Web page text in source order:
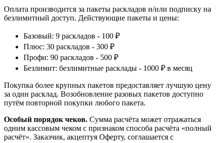
Оплата производится за пакеты раскладов и/или подписку на
безлимитный доступ. Действующие пакеты и цены:
Базовый: 9 раскладов - 100 ₽
Плюс: 30 раскладов - 300 ₽
Профи: 90 раскладов - 500 ₽
Безлимит: безлимитные расклады - 1000 ₽ в месяц
Покупка более крупных пакетов предоставляет лучшую цену
за один расклад. Возобновление разовых пакетов доступно
путём повторной покупки любого пакета.
Особый порядок чеков. Сумма расчёта может отражаться
одним кассовым чеком с признаком способа расчёта «полный
расчёт». Заказчик, акцептуя Оферту, соглашается с